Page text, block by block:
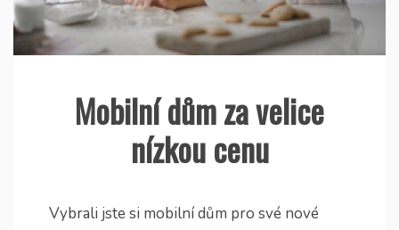
Mobilní dům za velice
nízkou cenu
Vybrali jste si mobilní dům pro své nové